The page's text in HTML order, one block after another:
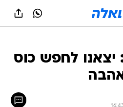
יצאנו לחפש כוס